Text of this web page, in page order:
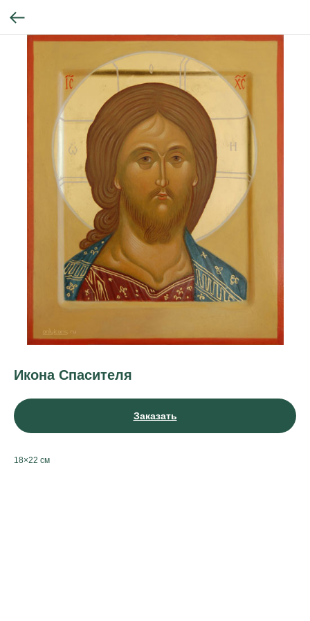
Икона Спасителя
Заказать
18×22 см